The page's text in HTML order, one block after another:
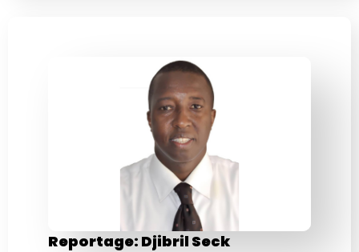
Reportage: Djibril Seck